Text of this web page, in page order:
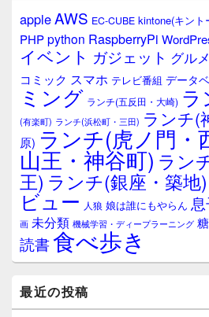
appleAWS EC-CUBE kintone(キント
PHPpython RaspberryPi
イベント ガジェット グルメ
コミック スマホ テレビ番組 データ
ミング ランチ(五反田・大崎) ラ
(有楽町) ランチ(浜松町・三田) ランチ(
原) ランチ(虎ノ門・
山王・神谷町) ラン
王) ランチ(銀座・築地)
ビュー 人狼 娘は誰にもやらん
画 未分類 機械学習・ディープラーニング
読書食べ歩き
最近の投稿